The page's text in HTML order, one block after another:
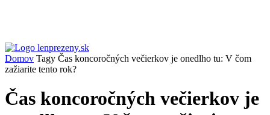
Domov Tagy Čas koncoročných večierkov je onedlho tu: V čom
zažiarite tento rok?
Čas koncoročných večierkov je